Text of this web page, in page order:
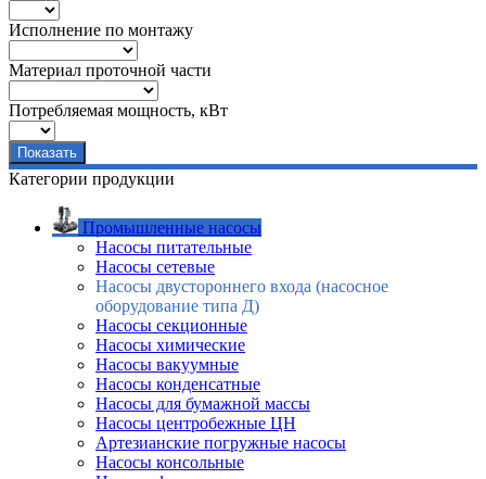
Исполнение по монтажу
Материал проточной части
Потребляемая мощность, кВт
Категории продукции
Промышленные насосы
Насосы питательные
Насосы сетевые
Насосы двустороннего входа (насосное
оборудование типа Д)
Насосы секционные
Насосы химические
Насосы вакуумные
Насосы конденсатные
Насосы для бумажной массы
Насосы центробежные ЦН
Артезианские погружные насосы
Насосы консольные